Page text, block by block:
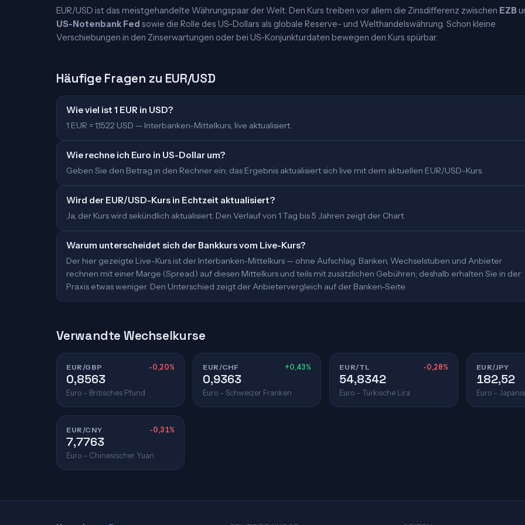
EUR/USD ist das meistgehandelte Währungspaar der Welt. Den Kurs treiben vor allem die Zinsdifferenz zwischen EZB
US-Notenbank Fed sowie die Rolle des US-Dollars als globale Reserve- und Welthandelswährung. Schon kleine
Verschiebungen in den Zinserwartungen oder bei US-Konjunkturdaten bewegen den Kurs spürbar.
Häufige Fragen zu EUR/USD
Wie viel ist 1 EUR in USD?
1 EUR = 1,1522 USD — Interbanken-Mittelkurs, live aktualisiert.
Wie rechne ich Euro in US-Dollar um?
Geben Sie den Betrag in den Rechner ein; das Ergebnis aktualisiert sich live mit dem aktuellen EUR/USD-Kurs.
Wird der EUR/USD-Kurs in Echtzeit aktualisiert?
Ja, der Kurs wird sekündlich aktualisiert. Den Verlauf von 1 Tag bis 5 Jahren zeigt der Chart.
Warum unterscheidet sich der Bankkurs vom Live-Kurs?
Der hier gezeigte Live-Kurs ist der Interbanken-Mittelkurs — ohne Aufschlag. Banken, Wechselstuben und Anbieter
rechnen mit einer Marge (Spread) auf diesen Mittelkurs und teils mit zusätzlichen Gebühren; deshalb erhalten Sie in der
Praxis etwas weniger. Den Unterschied zeigt der Anbietervergleich auf der Banken-Seite.
Verwandte Wechselkurse
EUR/GBP -0,20%
0,8563
Euro – Britisches Pfund
EUR/CHF +0,43%
0,9363
Euro – Schweizer Franken
EUR/TL -0,28%
54,8342
Euro – Türkische Lira
EUR/JPY
182,52
Euro –
EUR/CNY -0,31%
7,7763
Euro – Chinesischer Yuan